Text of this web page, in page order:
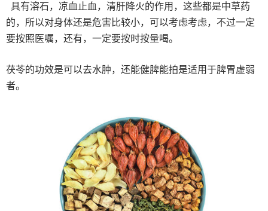
具有溶石，凉血止血，清肝降火的作用，这些都是中草药
的，所以对身体还是危害比较小，可以考虑考虑，不过一定
要按照医嘱，还有，一定要按时按量喝。
茯苓的功效是可以去水肿，还能健脾能拍是适用于脾胃虚弱
者。